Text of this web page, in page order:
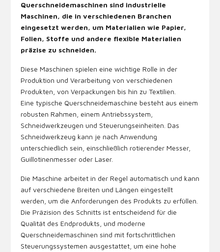
Querschneidemaschinen sind industrielle
Maschinen, die in verschiedenen Branchen
eingesetzt werden, um Materialien wie Papier,
Folien, Stoffe und andere flexible Materialien
präzise zu schneiden.
Diese Maschinen spielen eine wichtige Rolle in der
Produktion und Verarbeitung von verschiedenen
Produkten, von Verpackungen bis hin zu Textilien.
Eine typische Querschneidemaschine besteht aus einem
robusten Rahmen, einem Antriebssystem,
Schneidwerkzeugen und Steuerungseinheiten. Das
Schneidwerkzeug kann je nach Anwendung
unterschiedlich sein, einschließlich rotierender Messer,
Guillotinenmesser oder Laser.
Die Maschine arbeitet in der Regel automatisch und kann
auf verschiedene Breiten und Längen eingestellt
werden, um die Anforderungen des Produkts zu erfüllen.
Die Präzision des Schnitts ist entscheidend für die
Qualität des Endprodukts, und moderne
Querschneidemaschinen sind mit fortschrittlichen
Steuerungssystemen ausgestattet, um eine hohe